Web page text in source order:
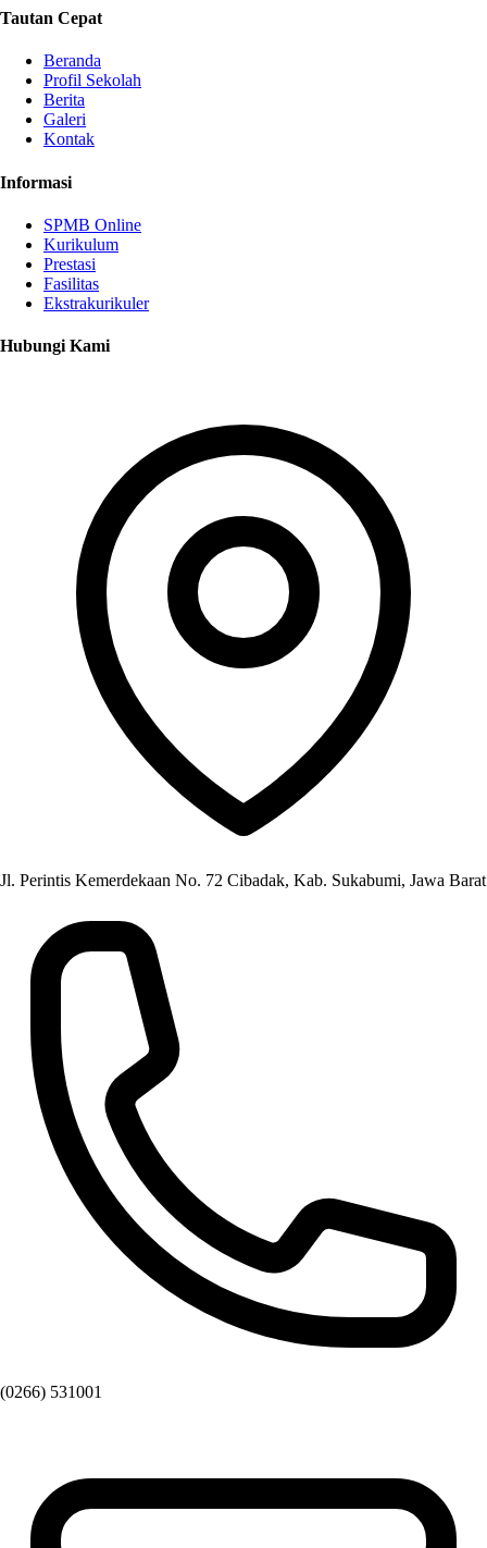
Tautan Cepat
Beranda
Profil Sekolah
Berita
Galeri
Kontak
Informasi
SPMB Online
Kurikulum
Prestasi
Fasilitas
Ekstrakurikuler
Hubungi Kami
Jl. Perintis Kemerdekaan No. 72 Cibadak, Kab. Sukabumi, Jawa Barat
(0266) 531001